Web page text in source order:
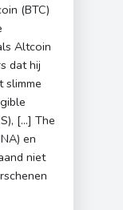
(BTC)
Altcoin
dat hij
slimme
[…] The
en
niet